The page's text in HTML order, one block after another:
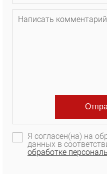
Я согласен(на) на
данных в
обработке